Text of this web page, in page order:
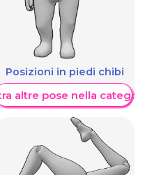
Posizioni in piedi chibi
altre pose nella